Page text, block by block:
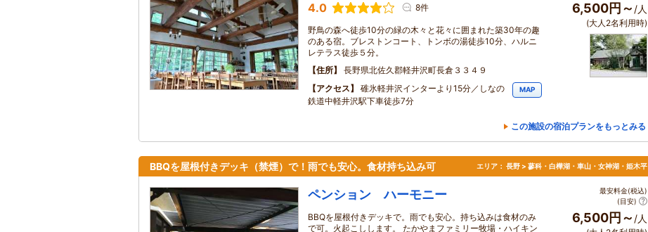
4.0 8件
野鳥の森へ徒歩10分の緑の木々と花々に囲まれた築30年の趣
のある宿。ブレストンコート、トンボの湯徒歩10分、ハルニ
レテラス徒歩５分。
住所
長野県北佐久郡軽井沢町長倉３３４９
アクセス
碓氷軽井沢インターより15分／しなの
鉄道中軽井沢駅下車徒歩7分
MAP
6,500円～ /人
(大人2名利用時)
この施設の宿泊プランをもっとみる
BBQを屋根付きデッキ（禁煙）で！雨でも安心。食材持ち込み可 エリア： 長野 > 蓼科・白樺湖・車山・女神湖・姫木平
ペンション ハーモニー
BBQを屋根付きデッキで。雨でも安心。持ち込みは食材のみ
で可。火起こしします。 たかやまファミリー牧場・ハイキン
最安料金(税込)
(目安)
6,500円～ /人